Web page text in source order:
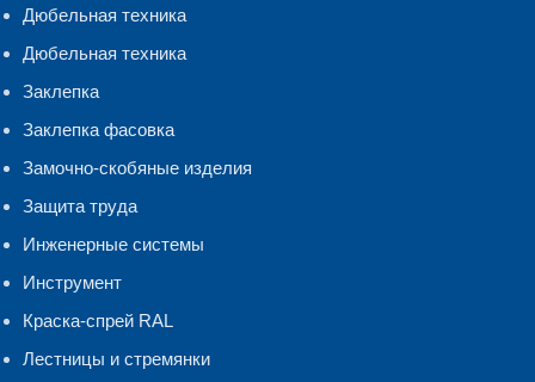
Дюбельная техника
Дюбельная техника
Заклепка
Заклепка фасовка
Замочно-скобяные изделия
Защита труда
Инженерные системы
Инструмент
Краска-спрей RAL
Лестницы и стремянки